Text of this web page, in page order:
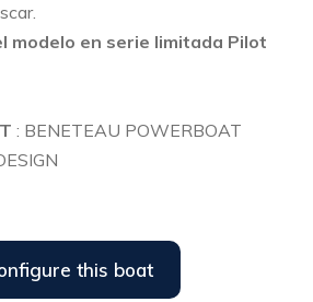
modelo en serie limitada Pilot
: BENETEAU POWERBOAT
this boat